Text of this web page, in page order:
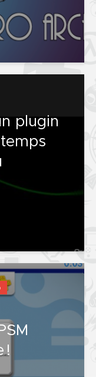
plugin
!